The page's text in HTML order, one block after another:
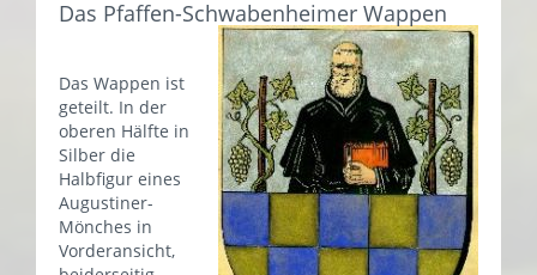
Das Pfaffen-Schwabenheimer Wappen
Das Wappen ist
geteilt. In der
oberen Hälfte in
Silber die
Halbfigur eines
Augustiner-
Mönches in
Vorderansicht,